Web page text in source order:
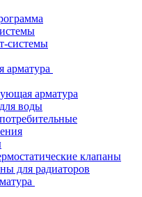
системы
арматура
арматура
воды
клапаны
для радиаторов